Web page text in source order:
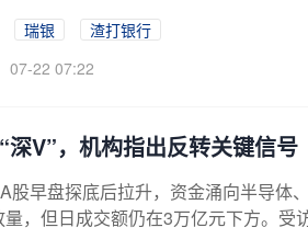
瑞银
渣打银行
07-22 07:22
深V”，机构指出反转关键信号
股早盘探底后拉升，资金涌向半导体
，但日成交额仍在3万亿元下方。受